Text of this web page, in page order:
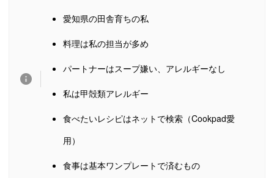
愛知県の田舎育ちの私
料理は私の担当が多め
パートナーはスープ嫌い、アレルギーなし
私は甲殻類アレルギー
食べたいレシピはネットで検索（Cookpad愛
用）
食事は基本ワンプレートで済むもの